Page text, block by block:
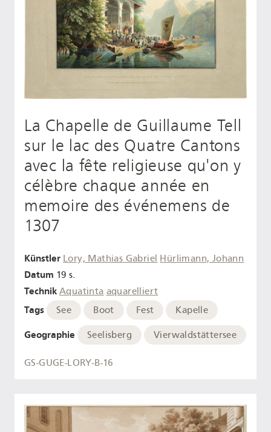
La Chapelle de Guillaume Tell
sur le lac des Quatre Cantons
avec la fête religieuse qu'on y
célèbre chaque année en
memoire des événemens de
1307
Künstler Lory, Mathias Gabriel Hürlimann, Johann
Datum 19 s.
Technik Aquatinta aquarelliert
Tags See Boot Fest Kapelle
Geographie Seelisberg Vierwaldstättersee
GS-GUGE-LORY-B-16